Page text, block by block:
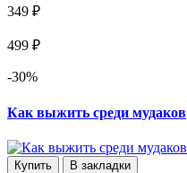
349 ₽
499 ₽
-30%
Как выжить среди мудаков
Купить В закладки